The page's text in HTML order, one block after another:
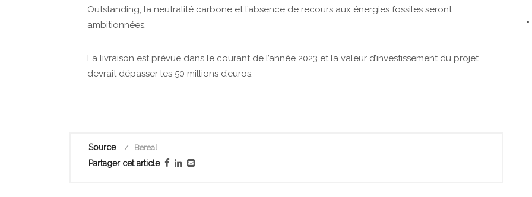
Outstanding, la neutralité carbone et l’absence de recours aux énergies fossiles seront
ambitionnées.
La livraison est prévue dans le courant de l’année 2023 et la valeur d’investissement du projet
devrait dépasser les 50 millions d’euros.
Source Bereal
Partager cet article